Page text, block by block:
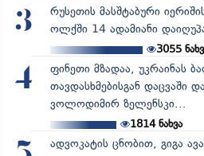
3
რუსეთის მასშტაბური
ოლქში 14 ადამიანი
3055
4
ფინეთი მზადაა, უკრაინას
თავდასხმებისგან დაცვაში
ვოლოდიმირ ზელენსკი...
1814ნახვა
ადვოკატის ცნობით, გიგა